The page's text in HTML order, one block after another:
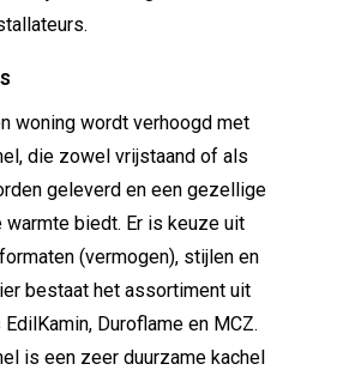
woning wordt verhoogd met
die zowel vrijstaand of als
geleverd en een gezellige
warmte biedt. Er is keuze uit
(vermogen), stijlen en
bestaat het assortiment uit
Duroflame en MCZ.
is een zeer duurzame kachel